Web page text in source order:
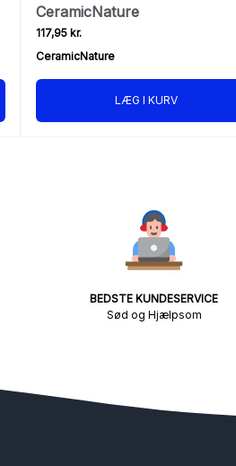
CeramicNature
117,95 kr.
CeramicNature
LÆG I KURV
BEDSTE KUNDESERVICE
Sød og Hjælpsom